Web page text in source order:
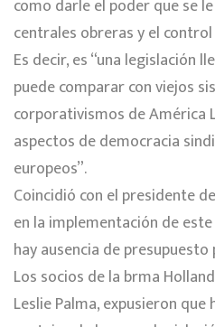
como darle el poder que se
centrales obreras y el
Es decir, es “una legislación
puede comparar con viejos
corporativismos de América
aspectos de democracia
europeos”.
Coincidió con el presidente
en la implementación de
hay ausencia de
Los socios de la brma
Leslie Palma, expusieron